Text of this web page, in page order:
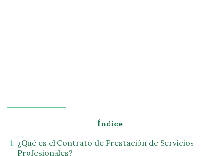
Índice
¿Qué es el Contrato de Prestación de Servicios
Profesionales?